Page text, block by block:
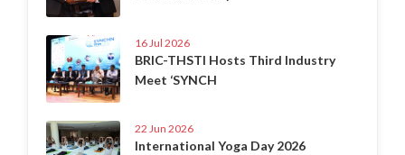
16 Jul 2026
BRIC-THSTI Hosts Third Industry
Meet ‘SYNCH
22 Jun 2026
International Yoga Day 2026